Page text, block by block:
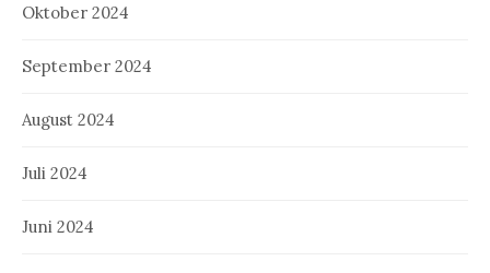
Oktober 2024
September 2024
August 2024
Juli 2024
Juni 2024